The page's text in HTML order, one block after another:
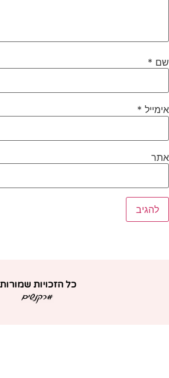
*
*
כל הזכויות שמורות!